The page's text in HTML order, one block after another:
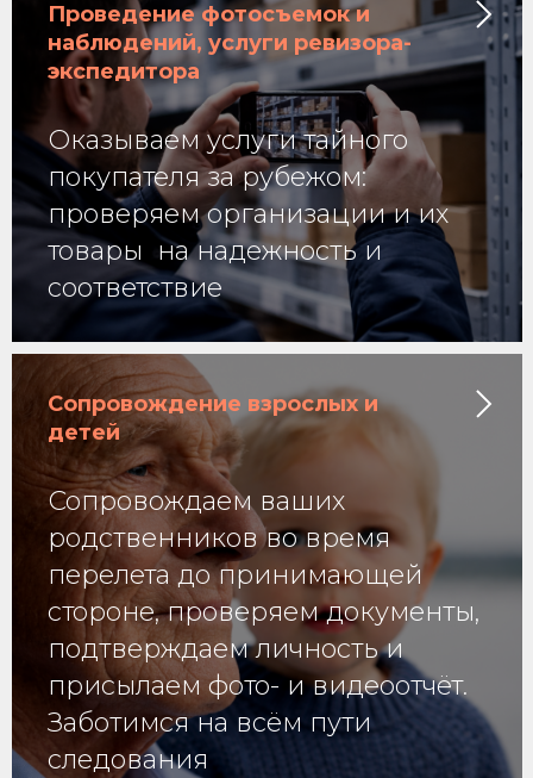
Проведение фотосъемок и
наблюдений, услуги ревизора-
экспедитора
Оказываем услуги тайного
покупателя за рубежом:
проверяем организации и их
товары на надежность и
соответствие
Сопровождение взрослых и
детей
Сопровождаем ваших
родственников во время
перелета до принимающей
стороне, проверяем документы,
подтверждаем личность и
присылаем фото- и видеоотчёт.
Заботимся на всём пути
следования